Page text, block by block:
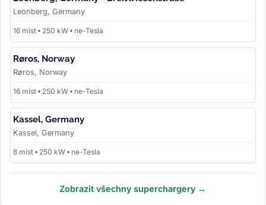
Leonberg, Germany
16 míst • 250 kW • ne-Tesla
Røros, Norway
Røros, Norway
16 míst • 250 kW • ne-Tesla
Kassel, Germany
Kassel, Germany
8 míst • 250 kW • ne-Tesla
Zobrazit všechny superchargery →